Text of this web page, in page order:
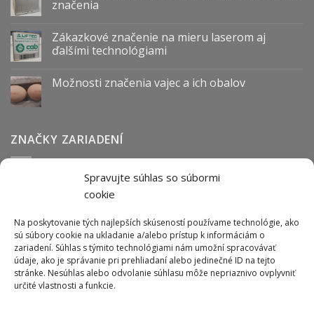
Spravujte súhlas so súbormi
cookie
Na poskytovanie tých najlepších skúseností používame technológie, ako
sú súbory cookie na ukladanie a/alebo prístup k informáciám o
zariadení. Súhlas s týmito technológiami nám umožní spracovávať
údaje, ako je správanie pri prehliadaní alebo jedinečné ID na tejto
stránke. Nesúhlas alebo odvolanie súhlasu môže nepriaznivo ovplyvniť
určité vlastnosti a funkcie.
značenia
Zákazkové značenie na mieru laserom aj
ďalšími technológiami
Možnosti značenia vajec a ich obalov
ZNAČKY ZARIADENÍ
Anser Arca BOFA cab Carl Valentin
Datalogic Hitachi
Norwix
Purex Tiflex Tykma Zanasi
ODBER NEWSLETTERU